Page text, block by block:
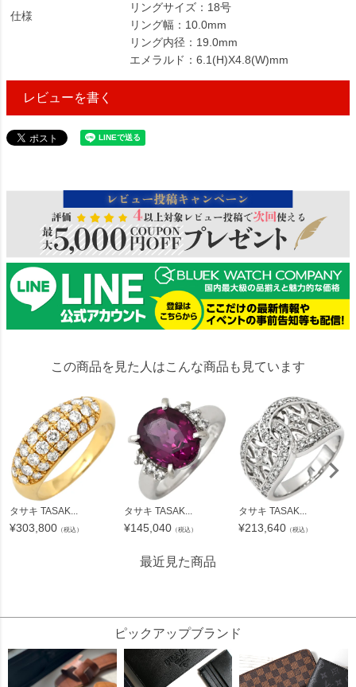
仕様
リングサイズ：18号
リング幅：10.0mm
リング内径：19.0mm
エメラルド：6.1(H)X4.8(W)mm
レビューを書く
この商品を見た人はこんな商品も見ています
タサキ TASAK...
¥303,800 （税込）
タサキ TASAK...
¥145,040 （税込）
タサキ TASAK...
¥213,640 （税込）
最近見た商品
ピックアップブランド